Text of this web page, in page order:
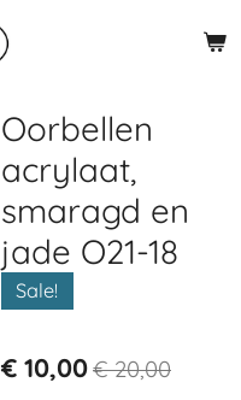
Oorbellen
acrylaat,
smaragd en
jade O21-18
Sale!
€ 10,00€ 20,00